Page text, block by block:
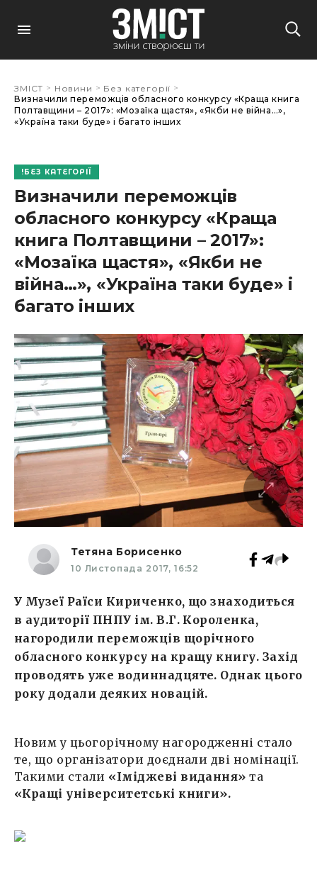
ЗМІСТ > Новини > Без категорії >
Визначили переможців обласного конкурсу «Краща книга
Полтавщини – 2017»: «Мозаїка щастя», «Якби не війна…»,
«Україна таки буде» і багато інших
БЕЗ КАТЕГОРІЇ
Визначили переможців
обласного конкурсу «Краща
книга Полтавщини – 2017»:
«Мозаїка щастя», «Якби не
війна…», «Україна таки буде» і
багато інших
Тетяна Борисенко
10 Листопада 2017, 16:52
У Музеї Раїси Кириченко, що знаходиться
в аудиторії ПНПУ ім. В.Г. Короленка,
нагородили переможців щорічного
обласного конкурсу на кращу книгу. Захід
проводять уже водиннадцяте. Однак цього
року додали деяких новацій.
Новим у цьогорічному нагородженні стало
те, що організатори доєднали дві номінації.
Такими стали «Іміджеві видання» та
«Кращі університетські книги».